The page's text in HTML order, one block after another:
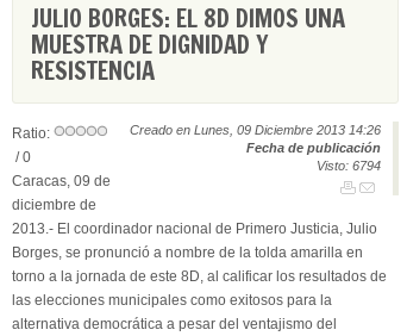
JULIO BORGES: EL 8D DIMOS UNA
MUESTRA DE DIGNIDAD Y
RESISTENCIA
Creado en Lunes, 09 Diciembre 2013 14:26
Fecha de publicación
Visto: 6794
Ratio:
/ 0
Caracas, 09 de
diciembre de
2013.- El coordinador nacional de Primero Justicia, Julio
Borges, se pronunció a nombre de la tolda amarilla en
torno a la jornada de este 8D, al calificar los resultados de
las elecciones municipales como exitosos para la
alternativa democrática a pesar del ventajismo del